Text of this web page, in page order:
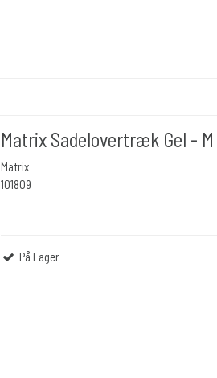
Matrix Sadelovertræk Gel - M
Matrix
101809
På Lager